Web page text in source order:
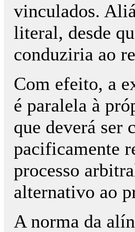
vinculados.
literal, desde
conduziria ao
Com efeito, a
é paralela à
que deverá ser
pacificamente
processo
alternativo ao
A norma da